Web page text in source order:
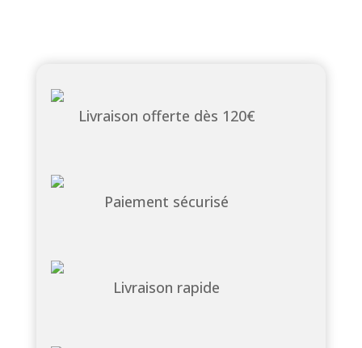
Livraison offerte dès 120€
Paiement sécurisé
Livraison rapide